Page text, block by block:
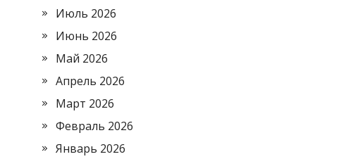
Июль 2026
Июнь 2026
Май 2026
Апрель 2026
Март 2026
Февраль 2026
Январь 2026